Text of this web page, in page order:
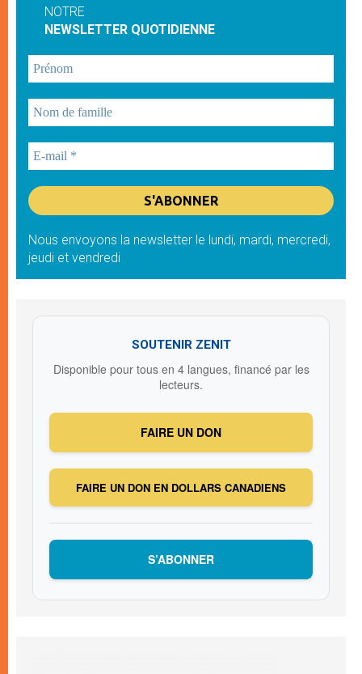
NOTRE
NEWSLETTER QUOTIDIENNE
Nous envoyons la newsletter le lundi, mardi, mercredi,
jeudi et vendredi
SOUTENIR ZENIT
Disponible pour tous en 4 langues, financé par les
lecteurs.
FAIRE UN DON
FAIRE UN DON EN DOLLARS CANADIENS
S’ABONNER